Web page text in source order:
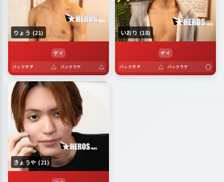
りょう (21)
ゲイ
バックタチ △ バックウケ △
いおり (18)
ゲイ
バックタチ △ バックウケ ○
きょうや (21)